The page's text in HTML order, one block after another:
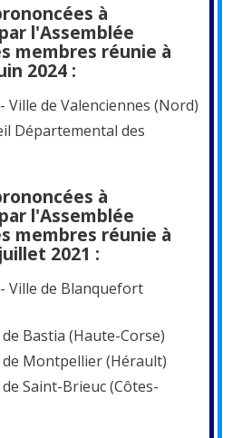
à
l'Assemblée
membres réunie à
2024 :
Ville de Valenciennes (Nord)
Départemental des
à
l'Assemblée
membres réunie à
2021 :
Ville de Blanquefort
Bastia (Haute-Corse)
Montpellier (Hérault)
Saint-Brieuc (Côtes-